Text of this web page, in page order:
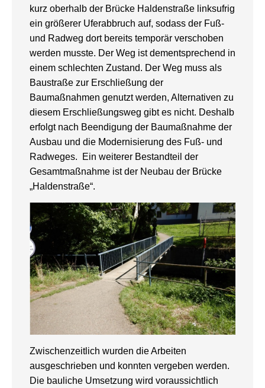
kurz oberhalb der Brücke Haldenstraße linksufrig
ein größerer Uferabbruch auf, sodass der Fuß-
und Radweg dort bereits temporär verschoben
werden musste. Der Weg ist dementsprechend in
einem schlechten Zustand. Der Weg muss als
Baustraße zur Erschließung der
Baumaßnahmen genutzt werden, Alternativen zu
diesem Erschließungsweg gibt es nicht. Deshalb
erfolgt nach Beendigung der Baumaßnahme der
Ausbau und die Modernisierung des Fuß- und
Radweges. Ein weiterer Bestandteil der
Gesamtmaßnahme ist der Neubau der Brücke
„Haldenstraße“.
Zwischenzeitlich wurden die Arbeiten
ausgeschrieben und konnten vergeben werden.
Die bauliche Umsetzung wird voraussichtlich